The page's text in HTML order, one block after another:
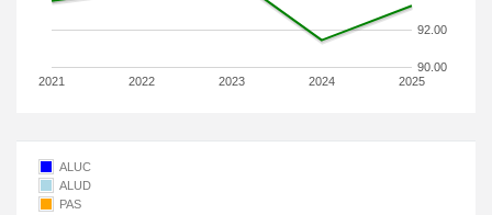
2021 2022 2023 2024 2025
90.00
92.00
ALUC
ALUD
PAS